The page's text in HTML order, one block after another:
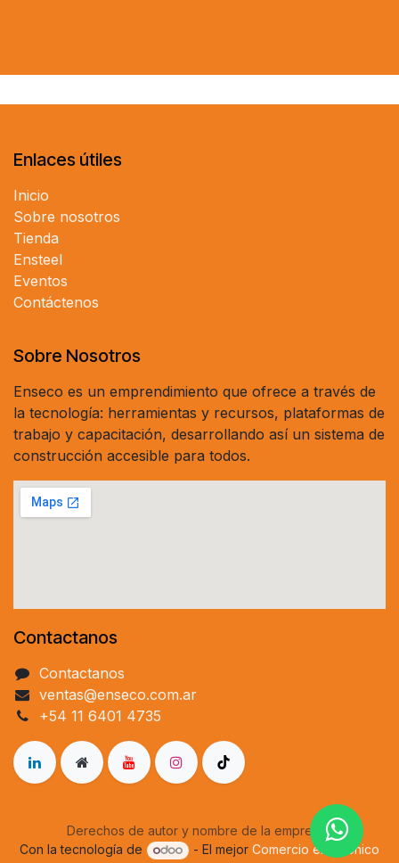
Enlaces útiles
Inicio
Sobre nosotros
Tienda
Ensteel
Eventos
Contáctenos
Sobre Nosotros
Enseco es un emprendimiento que ofrece a través de
la tecnología: herramientas y recursos, plataformas de
trabajo y capacitación, desarrollando así un sistema de
construcción accesible para todos.
Contactanos
Contactanos
ventas@enseco.com.ar
+54 11 6401 4735
Derechos de autor y nombre de la empresa
Con la tecnología de
- El mejor Comercio electrónico